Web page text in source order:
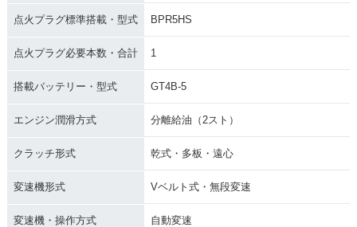
点火プラグ標準搭載・型式 BPR5HS
点火プラグ必要本数・合計 1
搭載バッテリー・型式 GT4B-5
エンジン潤滑方式 分離給油（2スト）
クラッチ形式 乾式・多板・遠心
変速機形式 Vベルト式・無段変速
変速機・操作方式 自動変速